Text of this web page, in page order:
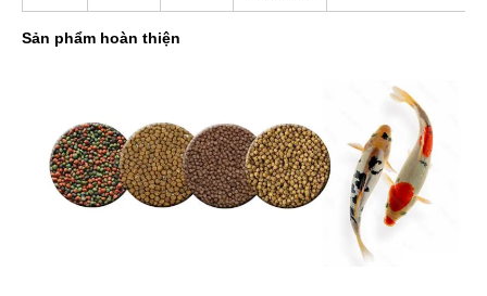
Sản phẩm hoàn thiện